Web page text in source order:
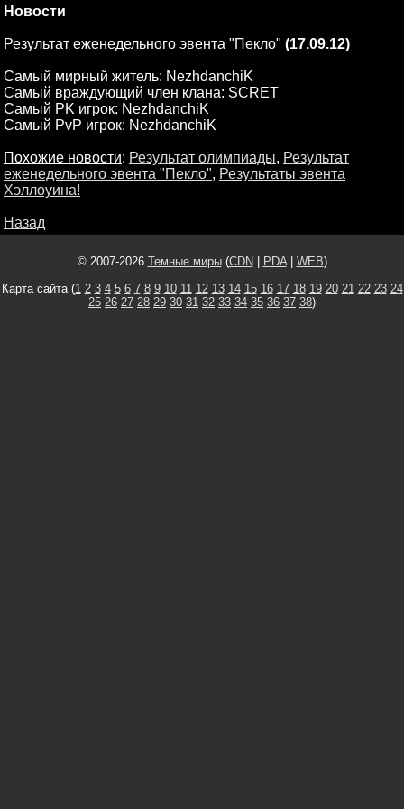
Новости
Результат еженедельного эвента "Пекло" (17.09.12)
Самый мирный житель: NezhdanchiK
Самый враждующий член клана: SCRET
Самый PK игрок: NezhdanchiK
Самый PvP игрок: NezhdanchiK
Похожие новости: Результат олимпиады, Результат
еженедельного эвента "Пекло", Результаты эвента
Хэллоуина!
Назад
© 2007-2026 Темные миры(CDN PDA| WEB)
Карта сайта (1 2 3 4 5 6 7 8 9 10 11 12 13 14 15 16 17 18 19 20 21 22 23 24
25 26 27 28 29 30 31 32 33 34 35 36 37 38)